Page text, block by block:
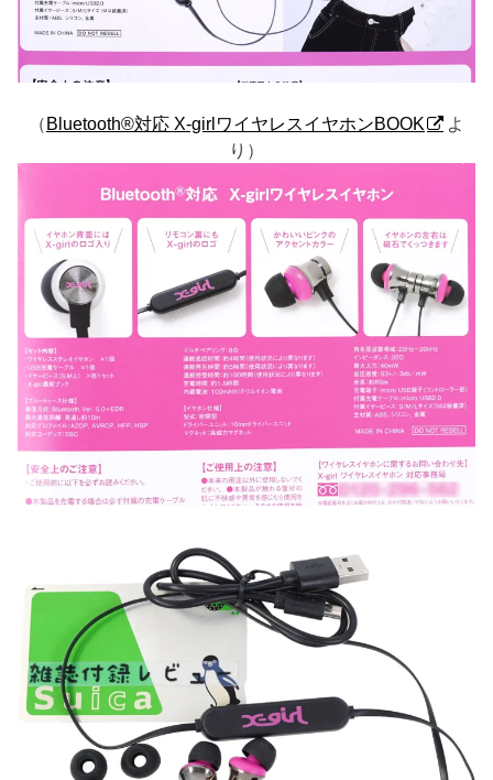
（Bluetooth®対応 X-girlワイヤレスイヤホンBOOK
よ
り）